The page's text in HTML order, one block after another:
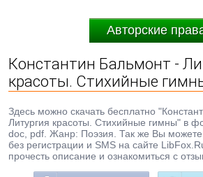
Авторские
Константин Бальмонт -
красоты. Стихийные
Здесь можно скачать бесплатно
Литургия красоты. Стихийные гимны" в
doc, pdf. Жанр: Поэзия. Так же Вы можете
без регистрации и SMS на сайте
прочесть описание и ознакомиться с